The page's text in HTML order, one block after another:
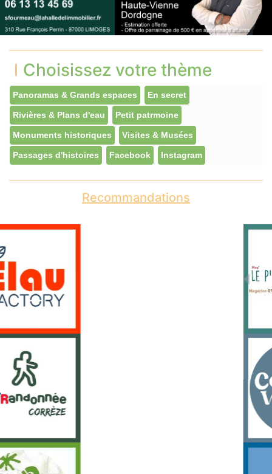
Choisissez votre thème
Panoramas & Grands espaces En secret
Rivières & Plans d'eau Petit patrmoine
Monuments historiques Visites & Musées
Passages d'histoires Facebook Instagram
Recommandations